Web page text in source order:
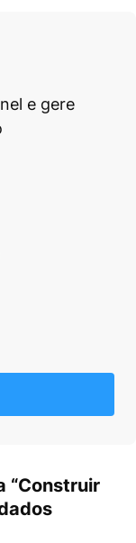
e gere
“Construir